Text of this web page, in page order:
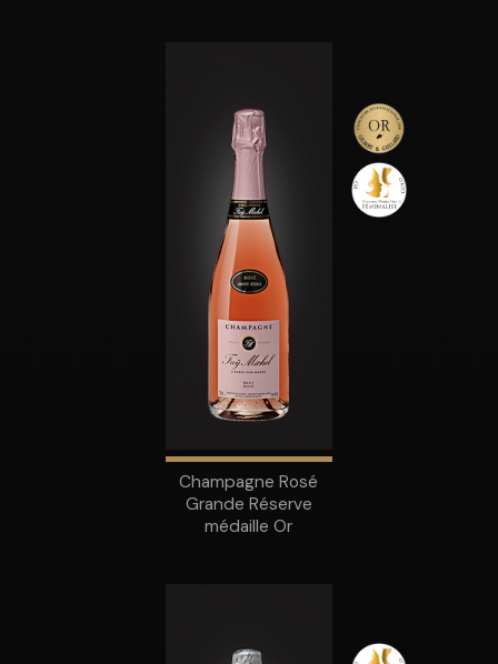
Champagne Rosé
Grande Réserve
médaille Or